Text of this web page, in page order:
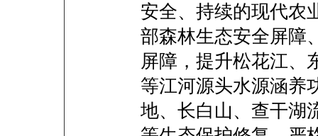
安全、持续的现代农
部森林生态安全屏障
屏障，提升松花江、
等江河源头水源涵养
地、长白山、查干湖